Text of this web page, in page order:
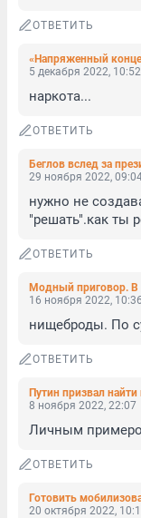
ОТВЕТИТЬ
5 декабря 2022, 10:52
наркота...
ОТВЕТИТЬ
29 ноября 2022,
нужно не
"решать".как ты
ОТВЕТИТЬ
16 ноября 2022, 10:36
нищеброды. По
ОТВЕТИТЬ
8 ноября 2022, 22:07
Личным
ОТВЕТИТЬ
Готовить
20 октября 2022,